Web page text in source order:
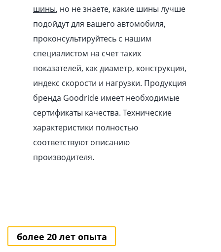
шины, но не знаете, какие шины лучше
подойдут для вашего автомобиля,
проконсультируйтесь с нашим
специалистом на счет таких
показателей, как диаметр, конструкция,
индекс скорости и нагрузки. Продукция
бренда Goodride имеет необходимые
сертификаты качества. Технические
характеристики полностью
соответствуют описанию
производителя.
более 20 лет опыта